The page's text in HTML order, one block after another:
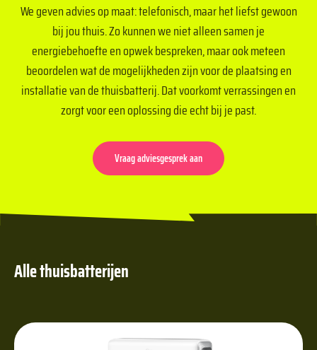
We geven advies op maat: telefonisch, maar het liefst gewoon
bij jou thuis. Zo kunnen we niet alleen samen je
energiebehoefte en opwek bespreken, maar ook meteen
beoordelen wat de mogelijkheden zijn voor de plaatsing en
installatie van de thuisbatterij. Dat voorkomt verrassingen en
zorgt voor een oplossing die echt bij je past.
Vraag adviesgesprek aan
Alle thuisbatterijen